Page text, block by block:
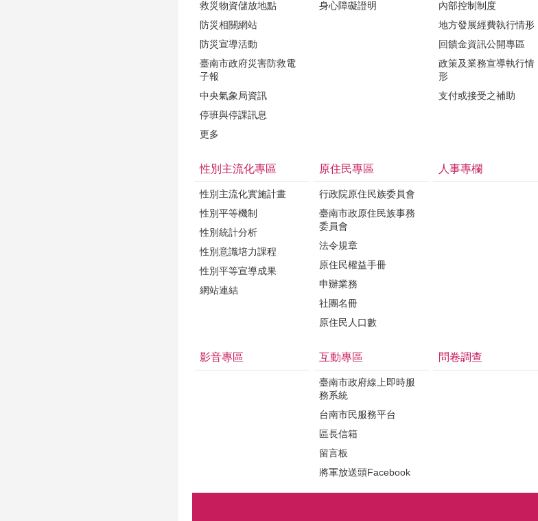
救災物資儲放地點
防災相關網站
防災宣導活動
臺南市政府災害防救電
子報
中央氣象局資訊
停班與停課訊息
更多
身心障礙證明
內部控制制度
地方發展經費執行情形
回饋金資訊公開專區
政策及業務宣導執行情
形
支付或接受之補助
性別主流化專區
性別主流化實施計畫
性別平等機制
性別統計分析
性別意識培力課程
性別平等宣導成果
網站連結
原住民專區
行政院原住民族委員會
臺南市政原住民族事務
委員會
法令規章
原住民權益手冊
申辦業務
社團名冊
原住民人口數
人事專欄
影音專區 互動專區
臺南市政府線上即時服
務系統
台南市民服務平台
區長信箱
留言板
將軍放送頭Facebook
問卷調查